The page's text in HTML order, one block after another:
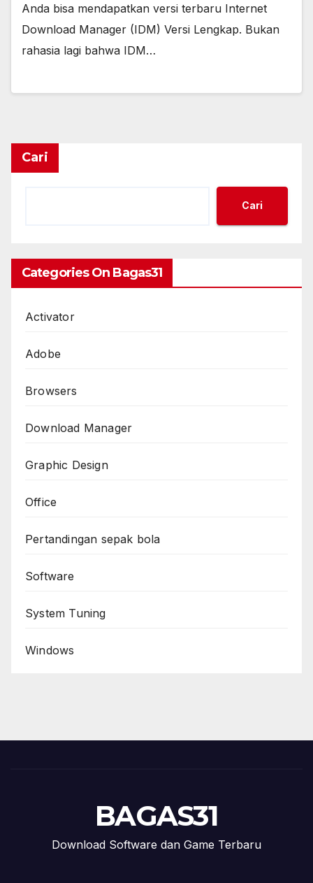
Anda bisa mendapatkan versi terbaru Internet
Download Manager (IDM) Versi Lengkap. Bukan
rahasia lagi bahwa IDM…
Cari
Cari
Categories On Bagas31
Activator
Adobe
Browsers
Download Manager
Graphic Design
Office
Pertandingan sepak bola
Software
System Tuning
Windows
BAGAS31
Download Software dan Game Terbaru